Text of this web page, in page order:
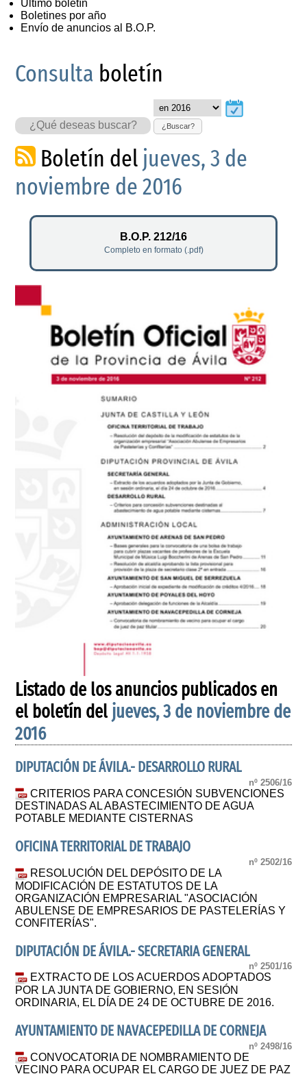
Último boletín
Boletines por año
Envío de anuncios al B.O.P.
Consulta boletín
¿Buscar?
Boletín del jueves, 3 de
noviembre de 2016
B.O.P. 212/16
Completo en formato (.pdf)
Listado de los anuncios publicados en
el boletín del jueves, 3 de noviembre de
2016
DIPUTACIÓN DE ÁVILA.- DESARROLLO RURAL
nº 2506/16
CRITERIOS PARA CONCESIÓN SUBVENCIONES
DESTINADAS AL ABASTECIMIENTO DE AGUA
POTABLE MEDIANTE CISTERNAS
OFICINA TERRITORIAL DE TRABAJO
nº 2502/16
RESOLUCIÓN DEL DEPÓSITO DE LA
MODIFICACIÓN DE ESTATUTOS DE LA
ORGANIZACIÓN EMPRESARIAL "ASOCIACIÓN
ABULENSE DE EMPRESARIOS DE PASTELERÍAS Y
CONFITERÍAS".
DIPUTACIÓN DE ÁVILA.- SECRETARIA GENERAL
nº 2501/16
EXTRACTO DE LOS ACUERDOS ADOPTADOS
POR LA JUNTA DE GOBIERNO, EN SESIÓN
ORDINARIA, EL DÍA DE 24 DE OCTUBRE DE 2016.
AYUNTAMIENTO DE NAVACEPEDILLA DE CORNEJA
nº 2498/16
CONVOCATORIA DE NOMBRAMIENTO DE
VECINO PARA OCUPAR EL CARGO DE JUEZ DE PAZ